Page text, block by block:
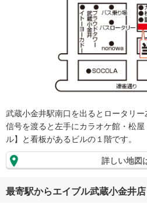
武蔵小金井駅南口を出るとロータリー
信号を渡ると左手にカラオケ館・松
ル】と看板があるビルの１階です。
詳しい地図
最寄駅からエイブル武蔵小金井